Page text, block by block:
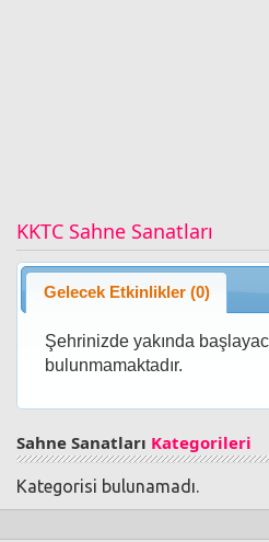
KKTC Sahne Sanatları
Gelecek Etkinlikler (0)
Şehrinizde yakında
bulunmamaktadır.
Sahne Sanatları Kategorileri
Kategorisi bulunamadı.